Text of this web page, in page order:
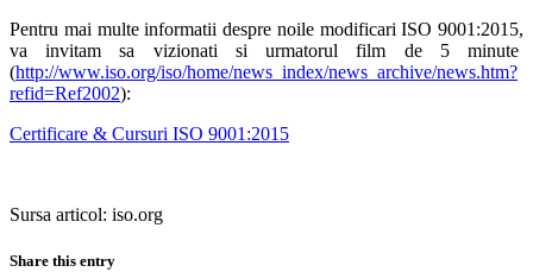
Pentru mai multe informatii despre noile modificari ISO 9001:2015,
va invitam sa vizionati si urmatorul film de 5 minute
(http://www.iso.org/iso/home/news_index/news_archive/news.htm?
refid=Ref2002):
Certificare & Cursuri ISO 9001:2015
Sursa articol: iso.org
Share this entry